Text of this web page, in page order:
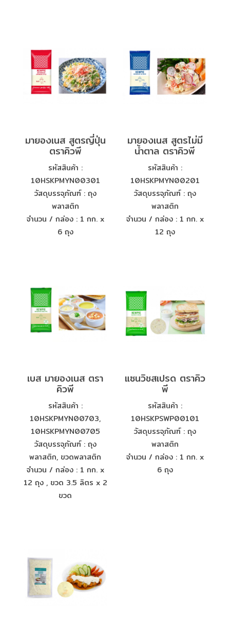
มายองเนส สูตรญี่ปุ่น
ตราคิวพี
รหัสสินค้า :
10HSKPMYN00301
วัสดุบรรจุภัณฑ์ : ถุง
พลาสติก
จำนวน / กล่อง : 1 กก. x
6 ถุง
มายองเนส สูตรไม่มี
น้ำตาล ตราคิวพี
รหัสสินค้า :
10HSKPMYN00201
วัสดุบรรจุภัณฑ์ : ถุง
พลาสติก
จำนวน / กล่อง : 1 กก. x
12 ถุง
เบส มายองเนส ตรา
คิวพี
รหัสสินค้า :
10HSKPMYN00703,
10HSKPMYN00705
วัสดุบรรจุภัณฑ์ : ถุง
พลาสติก, ขวดพลาสติก
จำนวน / กล่อง : 1 กก. x
12 ถุง , ขวด 3.5 ลิตร x 2
ขวด
แซนวิชสเปรด ตราคิว
พี
รหัสสินค้า :
10HSKPSWP00101
วัสดุบรรจุภัณฑ์ : ถุง
พลาสติก
จำนวน / กล่อง : 1 กก. x
6 ถุง